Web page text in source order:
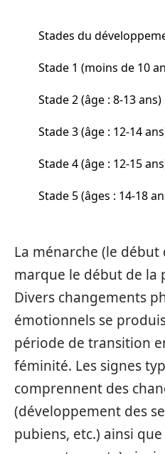
Stades du
Stade 1 (moins de 10
Stade 2 (âge : 8-13 ans)
Stade 3 (âge : 12-14
Stade 4 (âge : 12-15
Stade 5 (âges : 14-18
La ménarche (le
marque le début de la
Divers changements
émotionnels se
période de transition
féminité. Les signes
comprennent des
(développement des
pubiens, etc.) ainsi